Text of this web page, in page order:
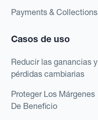
Payments & Collections
Casos de uso
Reducir las ganancias y
pérdidas cambiarias
Proteger Los Márgenes
De Beneficio